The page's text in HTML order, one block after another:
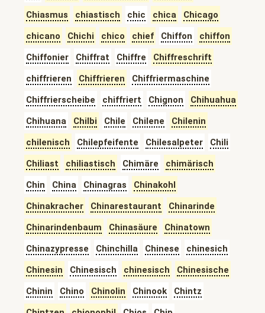
Chiasmus
chiastisch chic chica
Chicago
chicano
Chichi chico chief Chiffon
chiffon
Chiffonier
Chiffrat Chiffre
Chiffreschrift
chiffrieren
Chiffrieren
Chiffriermaschine
Chiffrierscheibe
chiffriert Chignon
Chihuahua
Chihuana
Chilbi Chile Chilene
Chilenin
chilenisch
Chilepfeifente Chilesalpeter
Chili
Chiliast
chiliastisch Chimäre
chimärisch
Chin
China Chinagras
Chinakohl
Chinakracher
Chinarestaurant
Chinarinde
Chinarindenbaum
Chinasäure
Chinatown
Chinazypresse
Chinchilla Chinese
chinesich
Chinesin
Chinesisch chinesisch
Chinesische
Chinin
Chino Chinolin Chinook
Chintz